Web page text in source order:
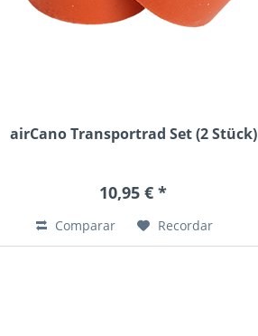
airCano Transportrad Set (2 Stück)
10,95 € *
Comparar Recordar